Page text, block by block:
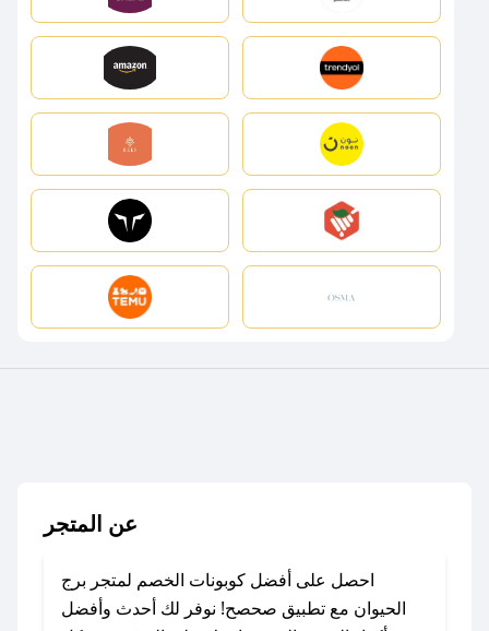
عن المتجر
احصل على أفضل كوبونات الخصم لمتجر برج
الحيوان مع تطبيق صحصح! نوفر لك أحدث وأفضل